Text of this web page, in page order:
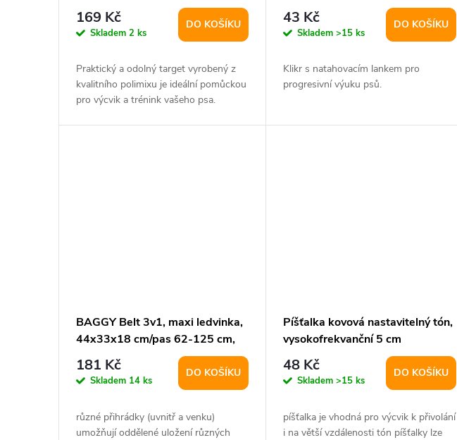
ů
169 Kč
Skladem 2 ks
DO KOŠÍKU
Praktický a odolný target vyrobený z
kvalitního polimixu je ideální pomůckou
pro výcvik a trénink vašeho psa.
43 Kč
Skladem>15 ks
DO KOŠÍKU
Klikr s natahovacím lankem pro
progresivní výuku psů.
BAGGY Belt 3v1, maxi ledvinka,
44x33x18 cm/pas 62-125 cm,
petrolejová
181 Kč
Skladem 14 ks
DO KOŠÍKU
různé přihrádky (uvnitř a venku)
umožňují oddělené uložení různých
Píšťalka kovová nastavitelný tón,
vysokofrekvanční 5 cm
48 Kč
Skladem>15 ks
DO KOŠÍKU
píšťalka je vhodná pro výcvik k přivolání
i na větší vzdálenosti tón píšťalky lze